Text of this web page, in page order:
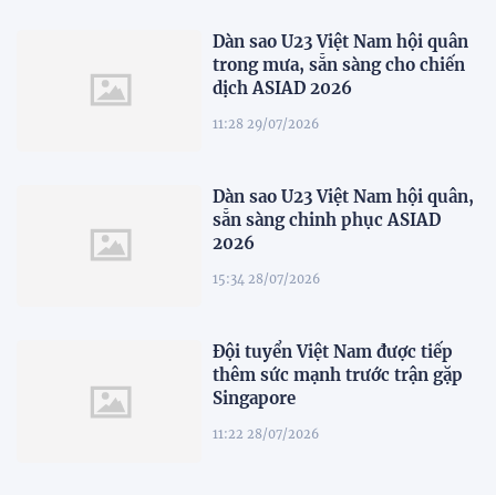
Dàn sao U23 Việt Nam hội quân
trong mưa, sẵn sàng cho chiến
dịch ASIAD 2026
11:28 29/07/2026
Dàn sao U23 Việt Nam hội quân,
sẵn sàng chinh phục ASIAD
2026
15:34 28/07/2026
Đội tuyển Việt Nam được tiếp
thêm sức mạnh trước trận gặp
Singapore
11:22 28/07/2026